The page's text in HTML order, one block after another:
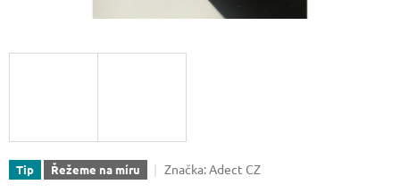
Tip Řežeme na míru Značka:Adect CZ